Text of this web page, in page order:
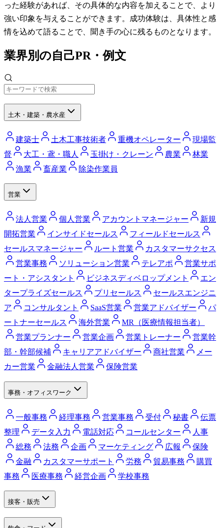
った経験があれば、その具体的な内容を加えることで、より
強い印象を与えることができます。成功体験は、具体性と感
情を込めて語ることで、聞き手の心に残るものとなります。
業界別の自己PR・例文
土木・建築・農水産
建築士 土木工事技術者 重機オペレーター
現場監
督
大工・鳶・職人 玉掛け・クレーン 農業
林業
漁業
畜産業 除染作業員
営業
法人営業 個人営業 アカウントマネージャー
新規
開拓営業
インサイドセールス
フィールドセールス
セールスマネージャー
ルート営業
カスタマーサクセス
営業事務
ソリューション営業 テレアポ
営業サポ
ート・アシスタント
ビジネスディベロップメント
エン
タープライズセールス
プリセールス
セールスエンジニ
ア
コンサルタント SaaS営業 営業アドバイザー
パ
ートナーセールス
海外営業
MR（医療情報担当者）
営業プランナー
営業企画 営業トレーナー
営業幹
部・幹部候補
キャリアアドバイザー 商社営業
メー
カー営業
金融法人営業 保険営業
事務・オフィスワーク
一般事務 経理事務 営業事務 受付 秘書
伝票
整理
データ入力 電話対応 コールセンター
人事
総務
法務 企画 マーケティング 広報
保険
金融
カスタマーサポート 労務 貿易事務
購買
事務
医療事務 経営企画 学校事務
接客・販売